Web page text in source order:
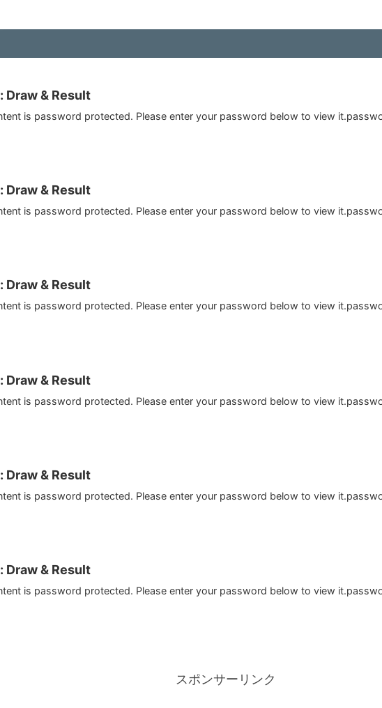
Draw & Result
is password protected. Please enter your password below to view
Draw & Result
is password protected. Please enter your password below to view
Draw & Result
is password protected. Please enter your password below to view
Draw & Result
is password protected. Please enter your password below to view
Draw & Result
is password protected. Please enter your password below to view
Draw & Result
is password protected. Please enter your password below to view
スポンサーリンク